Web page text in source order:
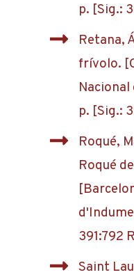
p. [Sig.:
Retana,
frívolo.
Nacional
p. [Sig.:
Roqué,
Roqué
391:792
Saint